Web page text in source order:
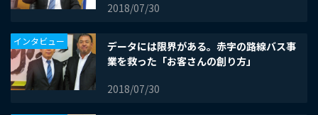
2018/07/30
データには限界がある。赤字の路線バス事
業を救った「お客さんの創り方」
2018/07/30
インタビュー